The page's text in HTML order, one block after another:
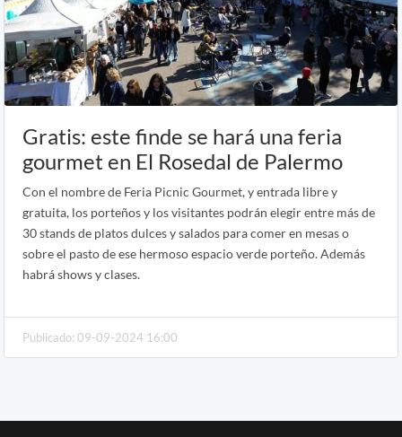
Gratis: este finde se hará una feria
gourmet en El Rosedal de Palermo
Con el nombre de Feria Picnic Gourmet, y entrada libre y
gratuita, los porteños y los visitantes podrán elegir entre más de
30 stands de platos dulces y salados para comer en mesas o
sobre el pasto de ese hermoso espacio verde porteño. Además
habrá shows y clases.
Publicado: 09-09-2024 16:00